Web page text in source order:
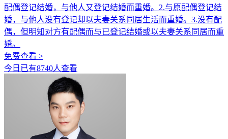
配偶登记结婚，与他人又登记结婚而重婚。2.与原配偶登记结
婚，与他人没有登记却以夫妻关系同居生活而重婚。3.没有配
偶，但明知对方有配偶而与已登记结婚或以夫妻关系同居而重
婚。
免费查看 >
今日已有8740人查看